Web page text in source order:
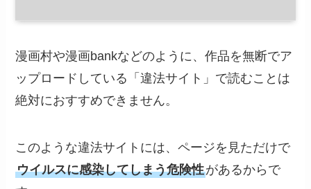
漫画村や漫画bankなどのように、作品を無断でア
ップロードしている「違法サイト」で読むことは
絶対におすすめできません。
このような違法サイトには、ページを見ただけで
ウイルスに感染してしまう危険性があるからで